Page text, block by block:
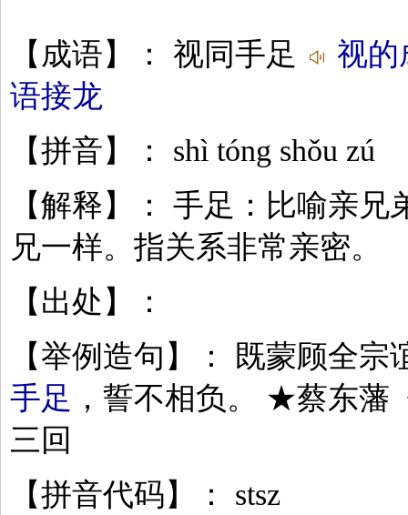
【成语】： 视同手足
视的
语接龙
【拼音】： shì tóng shǒu zú
【解释】： 手足：比喻亲兄
兄一样。指关系非常亲密。
【出处】：
【举例造句】： 既蒙顾全宗
手足 ，誓不相负。 ★蔡东藩
三回
【拼音代码】： stsz